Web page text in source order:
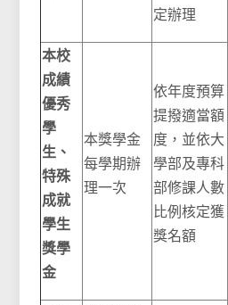
定辦理
本校
成績
優秀
學
生、
特殊
成就
學生
獎學
金
本獎學金
每學期辦
理一次
依年度預算
提撥適當額
度，並依大
學部及專科
部修課人數
比例核定獲
獎名額